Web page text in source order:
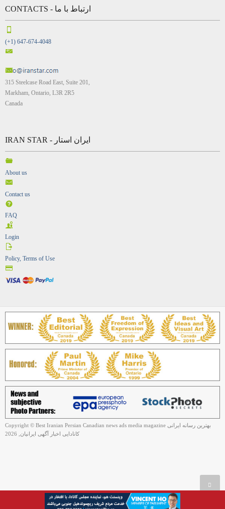
CONTACTS - ارتباط با ما
(+1) 647-674-4048
315 Steelcase Road East, Suite 201,
Markham, Ontario, L3R 2R5
Canada
IRAN STAR - ایران استار
About us
Contact us
FAQ
Login
Policy, Terms of Use
Copyright © Best Iranian Persian Canadian news ads media magazine بهترین رسانه ایرانی
کانادایی اخبار آگهی ایرانیان, 2026